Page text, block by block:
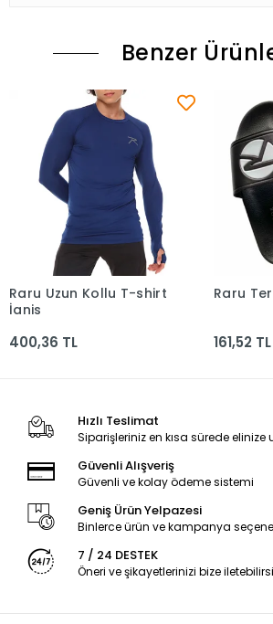
Benzer
Sepete Ekle
Raru Uzun Kollu T-shirt
İgnis
400,36 TL
Raru
161,52 TL
Hızlı Teslimat
Siparişleriniz en kısa sürede elinize
Güvenli Alışveriş
Güvenli ve kolay ödeme sistemi
Geniş Ürün Yelpazesi
Binlerce ürün ve kampanya
7 / 24 DESTEK
Öneri ve şikayetlerinizi bize